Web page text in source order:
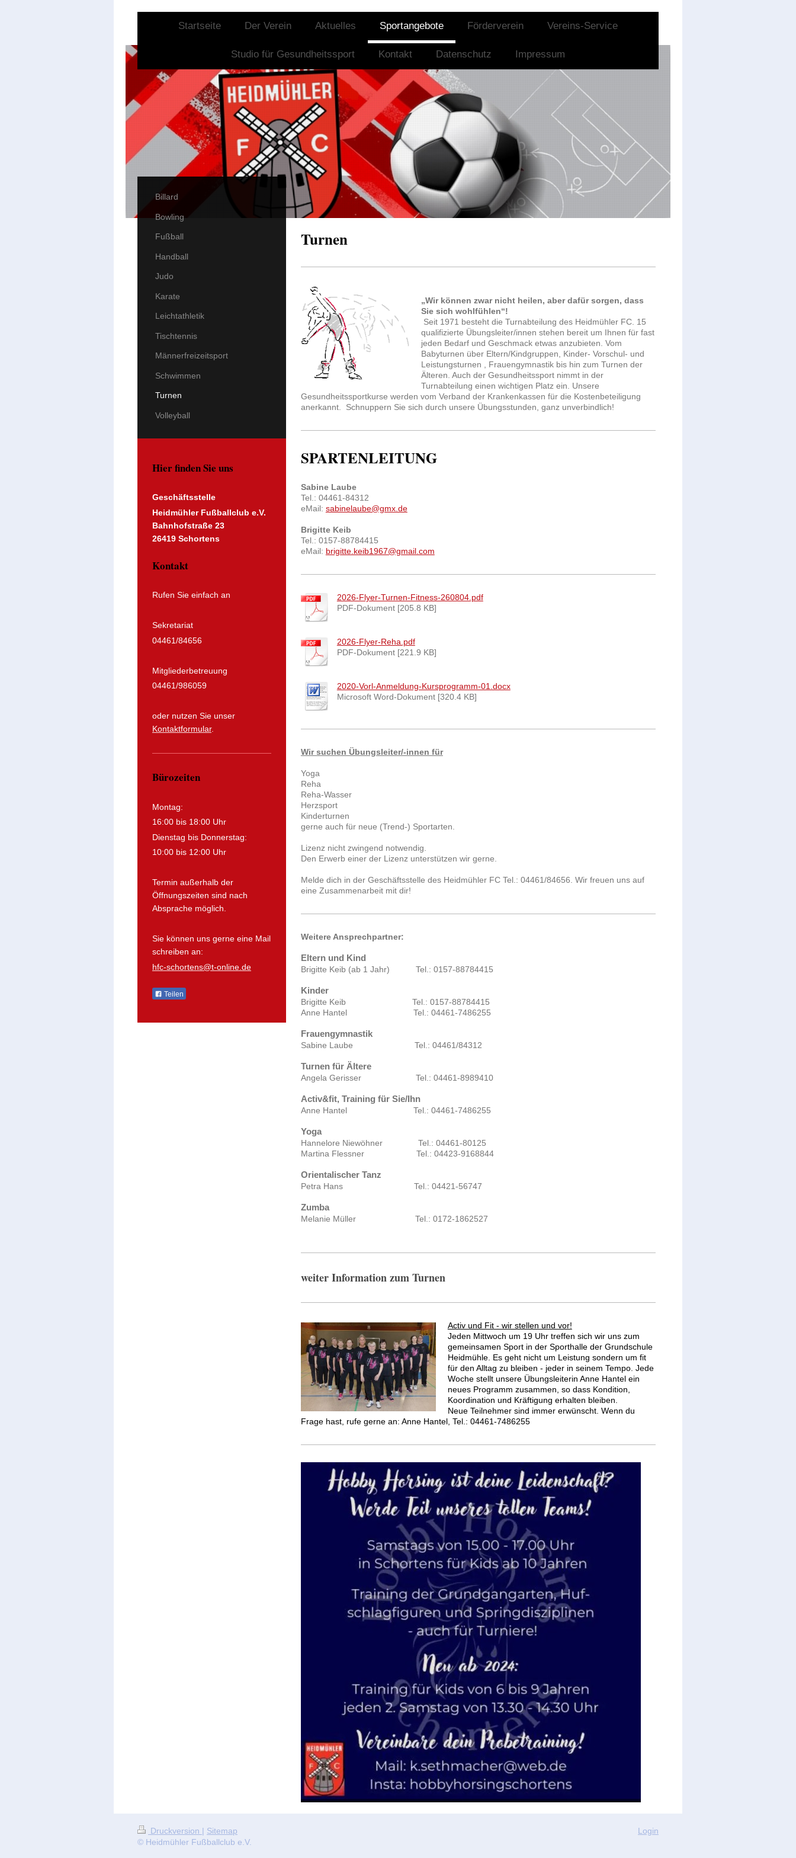
Startseite Der Verein Aktuelles Sportangebote Förderverein Vereins-Service
Studio für Gesundheitssport Kontakt Datenschutz Impressum
Turnen
„Wir können zwar nicht heilen, aber dafür sorgen, dass
Sie sich wohlfühlen“!
Seit 1971 besteht die Turnabteilung des Heidmühler FC. 15
qualifizierte Übungsleiter/innen stehen bereit um Ihnen für fast
jeden Bedarf und Geschmack etwas anzubieten. Vom
Babyturnen über Eltern/Kindgruppen, Kinder- Vorschul- und
Leistungsturnen , Frauengymnastik bis hin zum Turnen der
Älteren. Auch der Gesundheitssport nimmt in der
Turnabteilung einen wichtigen Platz ein. Unsere
Gesundheitssportkurse werden vom Verband der Krankenkassen für die Kostenbeteiligung
anerkannt.
Schnuppern Sie sich durch unsere Übungsstunden, ganz unverbindlich!
SPARTENLEITUNG
Sabine Laube
Tel.: 04461-84312
eMail: sabinelaube@gmx.de
Brigitte Keib
Tel.: 0157-88784415
eMail: brigitte.keib1967@gmail.com
2026-Flyer-Turnen-Fitness-260804.pdf
PDF-Dokument [205.8 KB]
2026-Flyer-Reha.pdf
PDF-Dokument [221.9 KB]
2020-Vorl-Anmeldung-Kursprogramm-01.docx
Microsoft Word-Dokument [320.4 KB]
Wir suchen Übungsleiter/-innen für
Yoga
Reha
Reha-Wasser
Herzsport
Kinderturnen
gerne auch für neue (Trend-) Sportarten.
Lizenz nicht zwingend notwendig.
Den Erwerb einer der Lizenz unterstützen wir gerne.
Melde dich in der Geschäftsstelle des Heidmühler FC Tel.: 04461/84656. Wir freuen uns auf
eine Zusammenarbeit mit dir!
Weitere Ansprechpartner:
Eltern und Kind
Brigitte Keib (ab 1 Jahr) Tel.: 0157-88784415
Kinder
Brigitte Keib Tel.: 0157-88784415
Anne Hantel Tel.: 04461-7486255
Frauengymnastik
Sabine Laube Tel.: 04461/84312
Turnen für Ältere
Angela Gerisser Tel.: 04461-8989410
Activ&fit, Training für Sie/Ihn
Anne Hantel Tel.: 04461-7486255
Yoga
Hannelore Niewöhner Tel.: 04461-80125
Martina Flessner Tel.: 04423-9168844
Orientalischer Tanz
Petra Hans Tel.: 04421-56747
Zumba
Melanie Müller Tel.: 0172-1862527
weiter Information zum Turnen
Activ und Fit - wir stellen und vor!
Jeden Mittwoch um 19 Uhr treffen sich wir uns zum
gemeinsamen Sport in der Sporthalle der Grundschule
Heidmühle. Es geht nicht um Leistung sondern um fit
für den Alltag zu bleiben - jeder in seinem Tempo. Jede
Woche stellt unsere Übungsleiterin Anne Hantel ein
neues Programm zusammen, so dass Kondition,
Koordination und Kräftigung erhalten bleiben.
Neue Teilnehmer sind immer erwünscht. Wenn du
Frage hast, rufe gerne an: Anne Hantel, Tel.: 04461-7486255
Billard
Bowling
Fußball
Handball
Judo
Karate
Leichtathletik
Tischtennis
Männerfreizeitsport
Schwimmen
Turnen
Volleyball
Hier finden Sie uns
Geschäftsstelle
Heidmühler Fußballclub e.V.
Bahnhofstraße 23
26419 Schortens
Kontakt
Rufen Sie einfach an
Sekretariat
04461/84656
Mitgliederbetreuung
04461/986059
oder nutzen Sie unser
Kontaktformular.
Bürozeiten
Montag:
16:00 bis 18:00 Uhr
Dienstag bis Donnerstag:
10:00 bis 12:00 Uhr
Termin außerhalb der
Öffnungszeiten sind nach
Absprache möglich.
Sie können uns gerne eine Mail
schreiben an:
hfc-schortens@t-online.de
Teilen
Druckversion | Sitemap
© Heidmühler Fußballclub e.V.
Login